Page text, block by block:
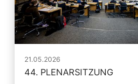
21.05.2026
44. PLENARSITZUNG